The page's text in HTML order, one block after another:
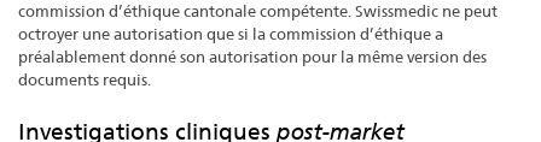
commission d’éthique cantonale compétente. Swissmedic ne peut
octroyer une autorisation que si la commission d’éthique a
préalablement donné son autorisation pour la même version des
documents requis.
Investigations cliniques post-market